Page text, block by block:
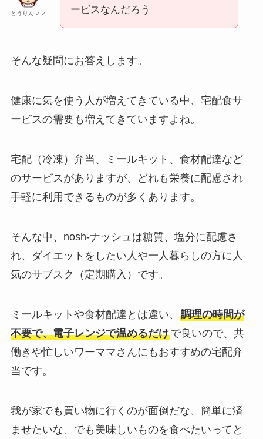
とうりんママ
ービスなんだろう
そんな疑問にお答えします。
健康に気を使う人が増えてきている中、宅配食サ
ービスの需要も増えてきていますよね。
宅配（冷凍）弁当、ミールキット、食材配達など
のサービスがありますが、どれも栄養に配慮され
手軽に利用できるものが多くあります。
そんな中、nosh-ナッシュは糖質、塩分に配慮さ
れ、ダイエットをしたい人や一人暮らしの方に人
気のサブスク（定期購入）です。
ミールキットや食材配達とは違い、 調理の時間が
不要で、電子レンジで温めるだけで良いので、共
働きや忙しいワーママさんにもおすすめの宅配弁
当です。
我が家でも買い物に行くのが面倒だな、簡単に済
ませたいな、でも美味しいものを食べたいってと